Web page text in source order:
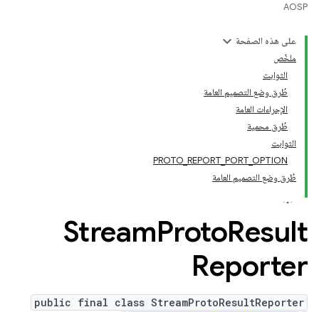
AOSP
على هذه الصفحة
ملخّص
الثوابت
طُرق وضع التصميم العامة
الإجراءات العامة
طُرق محمية
الثوابت
PROTO_REPORT_PORT_OPTION
طُرق وضع التصميم العامة
StreamProtoResult
Reporter
public final class StreamProtoResultReporter